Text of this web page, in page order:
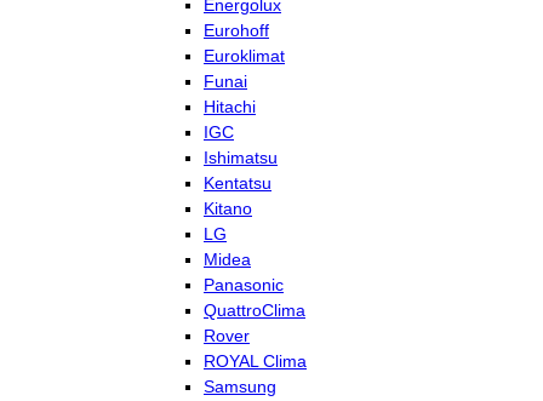
Energolux
Eurohoff
Euroklimat
Funai
Hitachi
IGC
Ishimatsu
Kentatsu
Kitano
LG
Midea
Panasonic
QuattroClima
Rover
ROYAL Clima
Samsung